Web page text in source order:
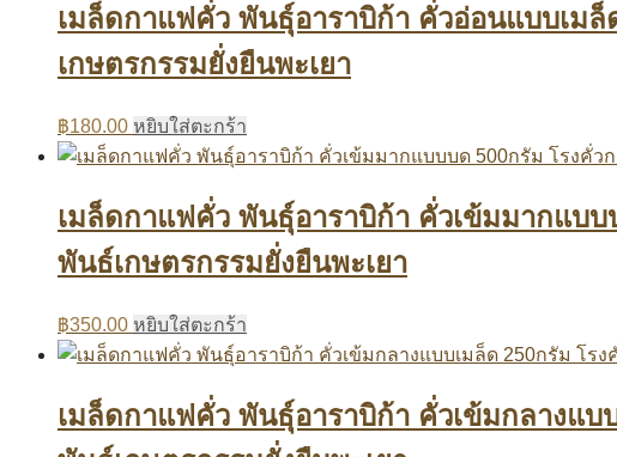
เมล็ดกาแฟคั่ว พันธุ์อาราบิก้า คั่วอ่อนแบบเม
เกษตรกรรมยั่งยืนพะเยา
฿180.00 หยิบใส่ตะกร้า
เมล็ดกาแฟคั่ว พันธุ์อาราบิก้า คั่วเข้มมากแบ
พันธ์เกษตรกรรมยั่งยืนพะเยา
฿350.00 หยิบใส่ตะกร้า
เมล็ดกาแฟคั่ว พันธุ์อาราบิก้า คั่วเข้มกลางแ